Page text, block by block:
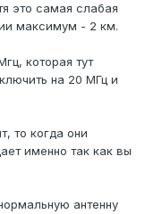
это самая слабая
максимум - 2 км.
которая тут
на 20 МГц и
то когда они
именно так как вы
антенну